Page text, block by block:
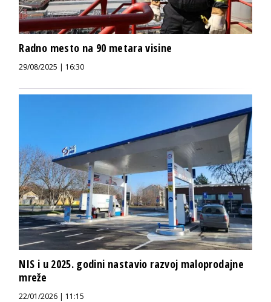
Radno mesto na 90 metara visine
29/08/2025 | 16:30
NIS i u 2025. godini nastavio razvoj maloprodajne
mreže
22/01/2026 | 11:15